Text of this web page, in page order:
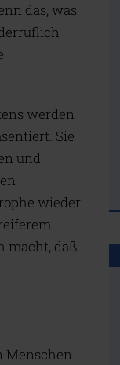
das, was
werden
Sie
und
wieder
macht, daß
Menschen